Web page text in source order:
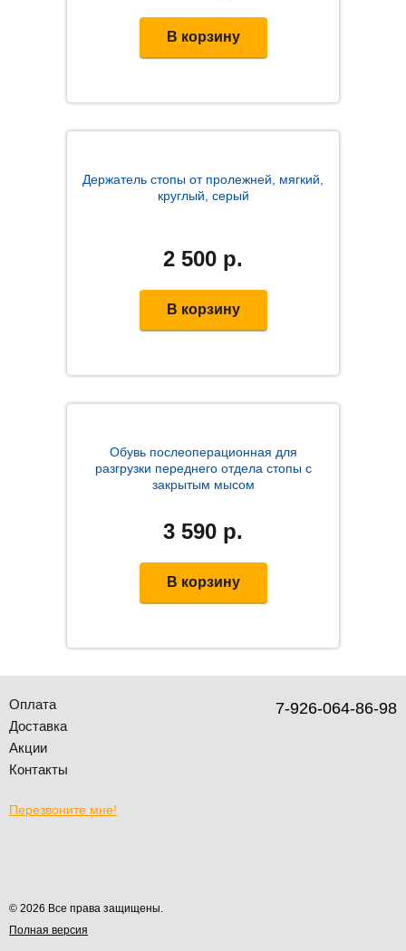
В корзину
Держатель стопы от пролежней, мягкий,
круглый, серый
2 500 р.
В корзину
Обувь послеоперационная для
разгрузки переднего отдела стопы с
закрытым мысом
3 590 р.
В корзину
Оплата
Доставка
Акции
Контакты
7-926-064-86-98
Перезвоните мне!
© 2026 Все права защищены.
Полная версия